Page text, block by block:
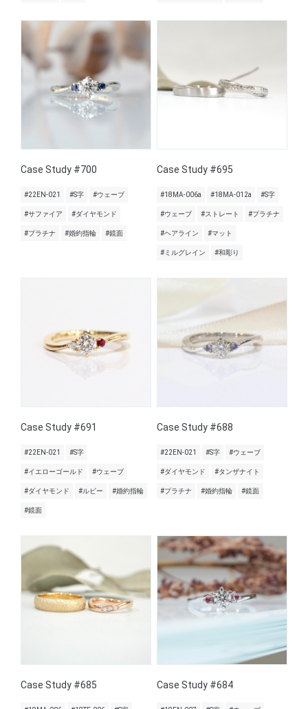
Case Study #700
#22EN-021 #S字 #ウェーブ
#サファイア #ダイヤモンド
#プラチナ #婚約指輪 #鏡面
Case Study #695
#18MA-006a #18MA-012a #S字
#ウェーブ #ストレート #プラチナ
#ヘアライン #マット
#ミルグレイン #和彫り
Case Study #691
#22EN-021 #S字
#イエローゴールド #ウェーブ
#ダイヤモンド #ルビー #婚約指輪
#鏡面
Case Study #688
#22EN-021 #S字 #ウェーブ
#ダイヤモンド #タンザナイト
#プラチナ #婚約指輪 #鏡面
Case Study #685 Case Study #684